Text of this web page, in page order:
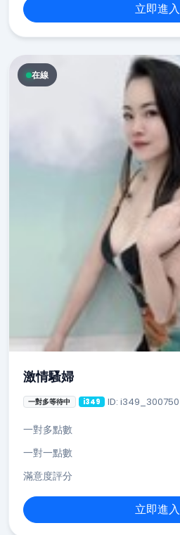
立即進入
在線
激情騷婦
一對多等待中 i349 ID: i349_300750
一對多點數
一對一點數
滿意度評分
立即進入